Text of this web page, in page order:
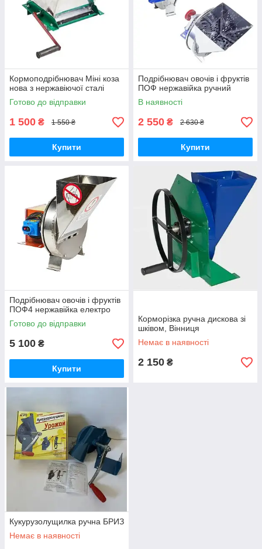
Кормоподрібнювач Міні коза
нова з нержавіючої сталі
Готово до відправки
1 500 ₴ 1 550 ₴
Купити
Подрібнювач овочів і фруктів
ПОФ нержавійка ручний
В наявності
2 550 ₴ 2 630 ₴
Купити
Подрібнювач овочів і фруктів
ПОФ4 нержавійка електро
Готово до відправки
5 100 ₴
Купити
Корморізка ручна дискова зі
шківом, Вінниця
Немає в наявності
2 150 ₴
Кукурузолущилка ручна БРИЗ
Немає в наявності